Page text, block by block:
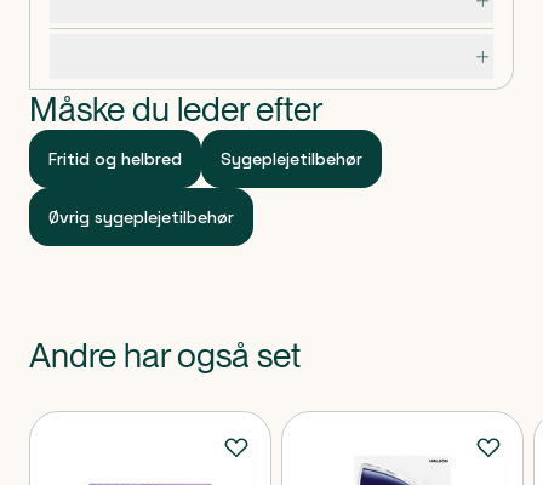
Måske du leder efter
Fritid og helbred Sygeplejetilbehør
Øvrig sygeplejetilbehør
Andre har også set
Produkter